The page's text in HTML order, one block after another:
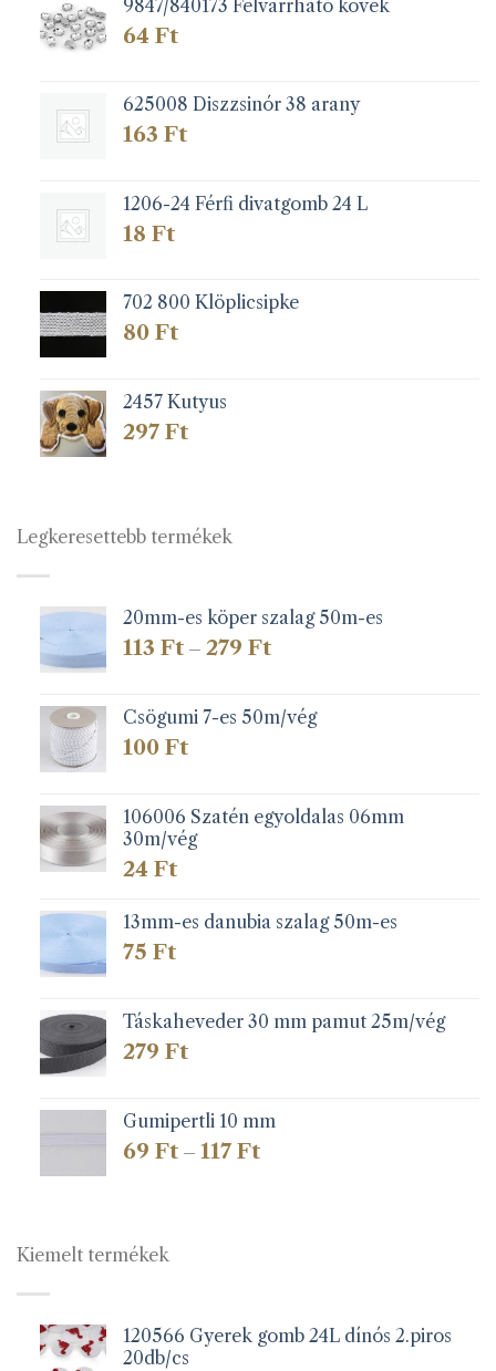
9847/840173 Felvarrható kövek
64 Ft
625008 Diszzsinór 38 arany
163 Ft
1206-24 Férfi divatgomb 24 L
18 Ft
702 800 Klöplicsipke
80 Ft
2457 Kutyus
297 Ft
Legkeresettebb termékek
20mm-es köper szalag 50m-es
113 Ft – 279 FtÁrtartomány:
279 Ft
Csögumi 7-es 50m/vég
100 Ft
106006 Szatén egyoldalas 06mm
30m/vég
24 Ft
13mm-es danubia szalag 50m-es
75 Ft
Táskaheveder 30 mm pamut 25m/vég
279 Ft
Gumipertli 10 mm
69 Ft – 117 FtÁrtartomány:
Kiemelt termékek
120566 Gyerek gomb 24L dínós 2.piros
20db/cs